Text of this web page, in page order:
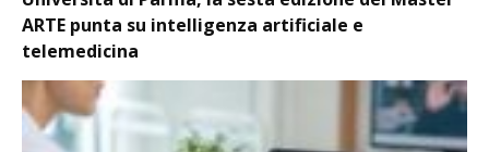
ARTE punta su intelligenza artificiale e
telemedicina